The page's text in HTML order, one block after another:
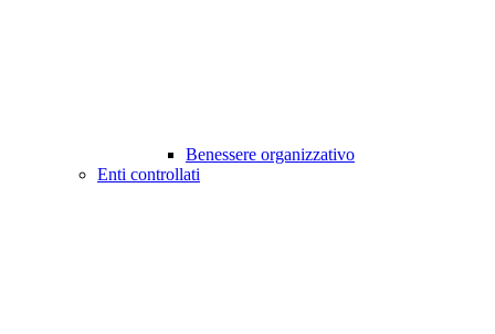
Benessere organizzativo
Enti controllati